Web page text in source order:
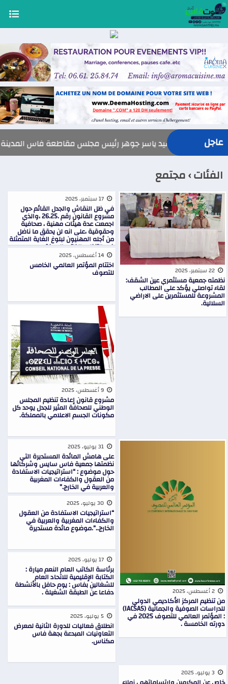
عاجل السيد ياسر جوهر رئيس مجلس مقاطعة فاس المدينة يهنئ صاحب
الفئات ›مجتمع
نظمته جمعية مستثمري عين الشقف:
لقاء تواصلي يؤكد على المطالب
المشروعة للمستثمرين على الاراضي
السلالية.
في ظل النقاش والجدل القائم حول
مشروع القانون رقم .26.25 ،والذي
اجمعت عدة هيئات مهنية ، صحافية
وحقوقية ،على انه لن يحقق ما ناضل
من أجله المهنيون لبلوغ الغاية المتمثلة
في التنظيم الذاتي المهنة.
اختتام المؤتمر العالمي الخامس
للتصوف
مشروع قانون إعادة تنظيم المجلس
الوطني للصحافة المثير للجدل يوحد كل
مكونات الجسم الاعلامي بالمملكة.
من تنظيم المركز الأكاديمي الدولي
للدراسات الصوفية والجمالية (IACSAS)
: المؤتمر العالمي للتصوف 2025 في
دورته الخامسة .
على هامش المائدة المستديرة التي
نظمتها جمعية فاس سايس وشركائها
حول موضوع : “استراتيجيات الاستفادة
من العقول والكفاءات المغربية
والعربية في الخارج.”
“استراتيجيات الاستفادة من العقول
والكفاءات المغربية والعربية في
الخارج..”.موضوع مائدة مستديرة
برئاسة الكاتب العام النعم ميارة :
الكتابة الإقليمية للاتحاد العام
للشغالين بفاس : يوم حافل بالأنشطة
دفاعا عن الطبقة الشغيلة .
انطلاق فعاليات للدورة الثانية لمعرض
التعاونيات المبدعة بجهة فاس
مكناس.